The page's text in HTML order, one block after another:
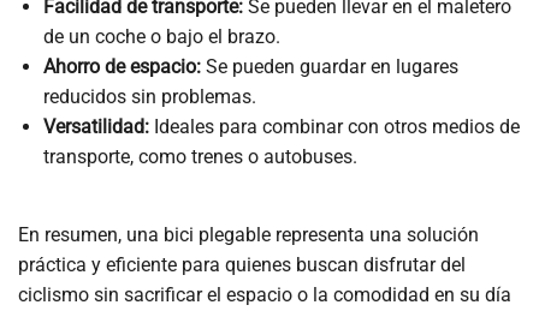
Facilidad de transporte:Se pueden llevar en el maletero
de un coche o bajo el brazo.
Ahorro de espacio:Se pueden guardar en lugares
reducidos sin problemas.
Versatilidad:Ideales para combinar con otros medios de
transporte, como trenes o autobuses.
En resumen, una bici plegable representa una solución
práctica y eficiente para quienes buscan disfrutar del
ciclismo sin sacrificar el espacio o la comodidad en su día